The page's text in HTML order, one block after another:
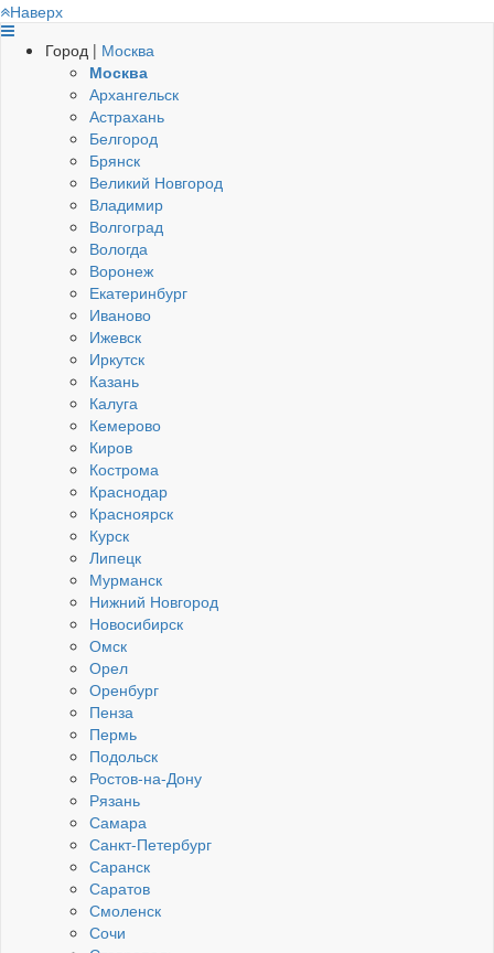
Наверх
Город | Москва
Москва
Архангельск
Астрахань
Белгород
Брянск
Великий Новгород
Владимир
Волгоград
Вологда
Воронеж
Екатеринбург
Иваново
Ижевск
Иркутск
Казань
Калуга
Кемерово
Киров
Кострома
Краснодар
Красноярск
Курск
Липецк
Мурманск
Нижний Новгород
Новосибирск
Омск
Орел
Оренбург
Пенза
Пермь
Подольск
Ростов-на-Дону
Рязань
Самара
Санкт-Петербург
Саранск
Саратов
Смоленск
Сочи